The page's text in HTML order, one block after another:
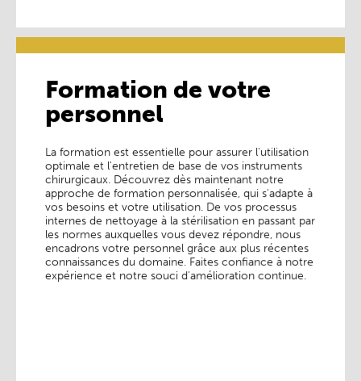
Formation de votre
personnel
La formation est essentielle pour assurer l'utilisation
optimale et l'entretien de base de vos instruments
chirurgicaux. Découvrez dès maintenant notre
approche de formation personnalisée, qui s'adapte à
vos besoins et votre utilisation. De vos processus
internes de nettoyage à la stérilisation en passant par
les normes auxquelles vous devez répondre, nous
encadrons votre personnel grâce aux plus récentes
connaissances du domaine. Faites confiance à notre
expérience et notre souci d'amélioration continue.
Formation de votre
La formation est essentielle pour assurer l'utilisation
optimale et l'entretien de base de vos instruments
chirurgicaux. Découvrez dès maintenant notre
approche de formation personnalisée, qui s'adapte à
vos besoins et votre utilisation. De vos processus
internes de nettoyage à la stérilisation en passant par
les normes auxquelles vous devez répondre, nous
encadrons votre personnel grâce aux plus récentes
connaissances du domaine. Faites confiance à notre
expérience et notre souci d'amélioration continue.